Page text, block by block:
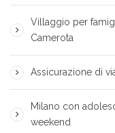
Villaggio per
Camerota
Assicurazione di
Milano con
weekend